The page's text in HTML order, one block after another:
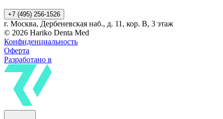
+7 (495) 256-1526
г. Москва, Дербеневская наб., д. 11, кор. В, 3 этаж
© 2026 Hariko Denta Med
Конфиденциальность
Оферта
Разработано в